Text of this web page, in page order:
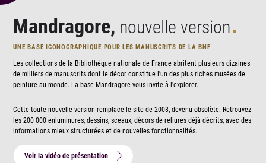
Mandragore, nouvelle version
UNE BASE ICONOGRAPHIQUE POUR LES MANUSCRITS DE LA BNF
Les collections de la Bibliothèque nationale de France abritent plusieurs dizaines
de milliers de manuscrits dont le décor constitue l'un des plus riches musées de
peinture au monde. La base Mandragore vous invite à l'explorer.
Cette toute nouvelle version remplace le site de 2003, devenu obsolète. Retrouvez
les 200 000 enluminures, dessins, sceaux, décors de reliures déjà décrits, avec des
informations mieux structurées et de nouvelles fonctionnalités.
Voir la vidéo de présentation